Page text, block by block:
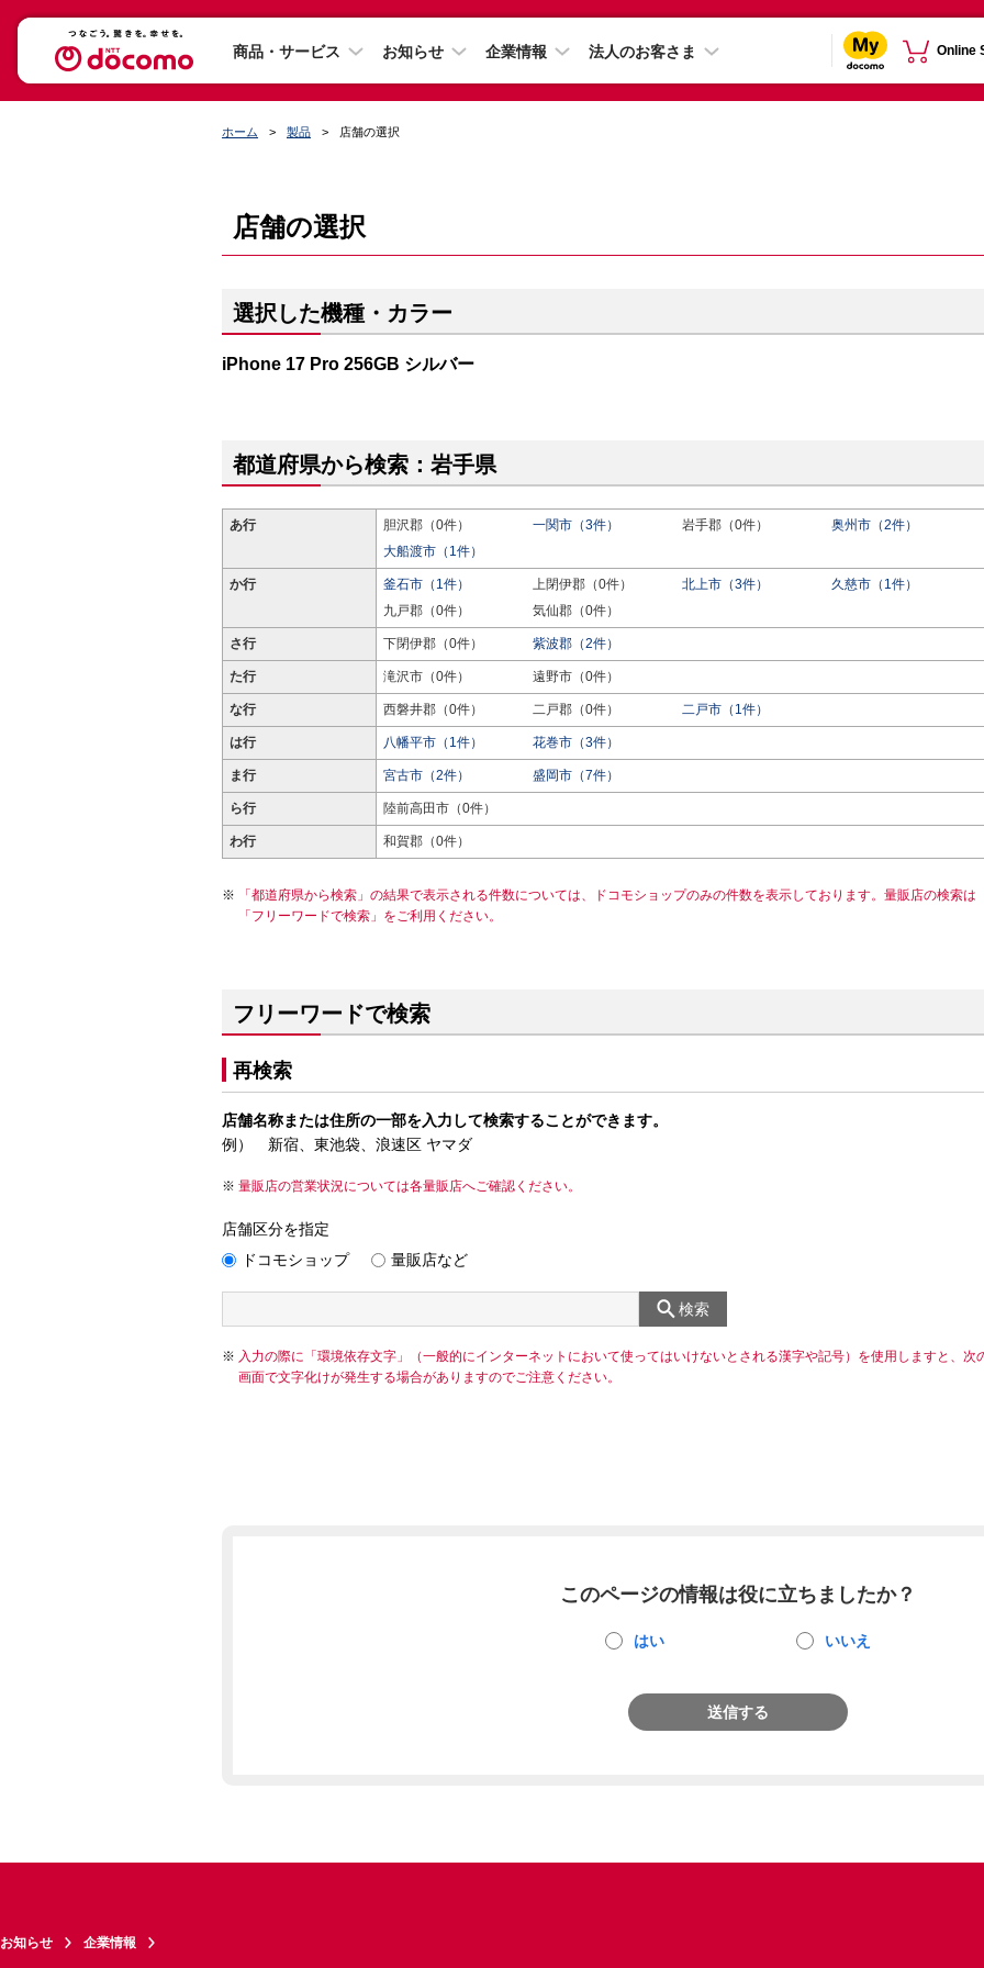
商品・サービス お知らせ 企業情報 法人のお客さま Online
ホーム 製品 店舗の選択
店舗の選択
選択した機種・カラー
iPhone 17 Pro 256GB シルバー
都道府県から検索：岩手県
あ行 胆沢郡（0件） 一関市（3件） 岩手郡（0件）
奥州市（2件）
大船渡市（1件）
か行 釜石市（1件） 上閉伊郡（0件） 北上市（3件）
久慈市（1件）
九戸郡（0件）
気仙郡（0件）
さ行 下閉伊郡（0件） 紫波郡（2件）
た行 滝沢市（0件） 遠野市（0件）
な行 西磐井郡（0件） 二戸郡（0件） 二戸市（1件）
は行 八幡平市（1件） 花巻市（3件）
ま行 宮古市（2件） 盛岡市（7件）
ら行 陸前高田市（0件）
わ行 和賀郡（0件）
「都道府県から検索」の結果で表示される件数については、ドコモショップのみの件数を表示しております。量販店の検索は
「フリーワードで検索」をご利用ください。
フリーワードで検索
再検索
店舗名称または住所の一部を入力して検索することができます。
例） 新宿、東池袋、浪速区 ヤマダ
量販店の営業状況については各量販店へご確認ください。
店舗区分を指定
ドコモショップ
量販店など
検索
入力の際に「環境依存文字」（一般的にインターネットにおいて使ってはいけないとされる漢字や記号）を使用しますと、次
画面で文字化けが発生する場合がありますのでご注意ください。
このページの情報は役に立ちましたか？
はい いいえ
送信する
お知らせ 企業情報